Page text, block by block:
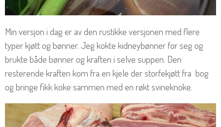
Min versjon i dag er av den rustikke versjonen med flere
typer kjøtt og bønner. Jeg kokte kidneybønner for seg og
brukte både bønner og kraften i selve suppen. Den
resterende kraften kom fra en kjele der storfekjøtt fra bog
og bringe fikk koke sammen med en røkt svineknoke.